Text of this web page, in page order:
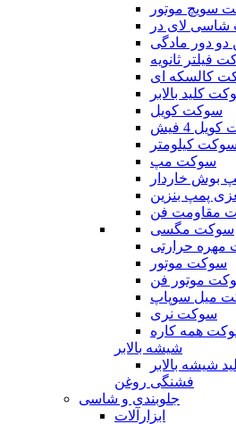
سویچ موتور
لای در
دور مادگی
فیلتر ثانویه
کالسکه ای
کلید بالابر
سوکت کویل
4 فیش
سوکت کیلومتر
سوکت مپ
بوش خاردار
پمپ بنزین
مقاومت فن
سوکت مگسی
حرارتی
سوکت موتور
موتور فن
میل سوپاپ
سوکت نری
همه کاره
شیشه بالابر
شیشه بالابر
فشنگی روغن
جلوبندی و شاسی
ابزارآلات